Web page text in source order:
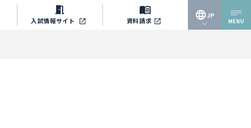
入試情報サイト 資料請求
JP
MENU